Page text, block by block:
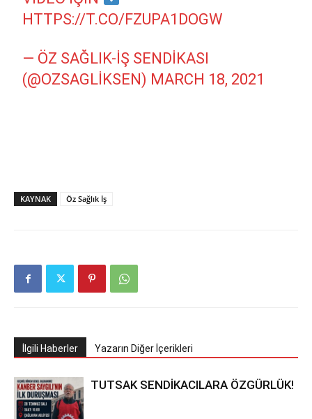
HTTPS://T.CO/FZUPA1DOGW
— ÖZ SAĞLIK-İŞ SENDIKASI
(@OZSAGLIKSEN) MARCH 18, 2021
KAYNAK Öz Sağlık İş
İlgili Haberler Yazarın Diğer İçerikleri
TUTSAK SENDİKACILARA ÖZGÜRLÜK!